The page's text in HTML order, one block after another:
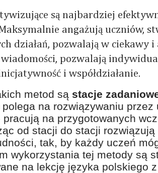
są najbardziej
angażują uczniów,
działań, pozwalają w ciekawy i
pozwalają
i współdziałanie.
metod są stacje
na rozwiązywaniu
pracują na przygotowanych
od stacji do stacji
tak, by każdy uczeń
wykorzystania tej metody są
na lekcję języka polskiego